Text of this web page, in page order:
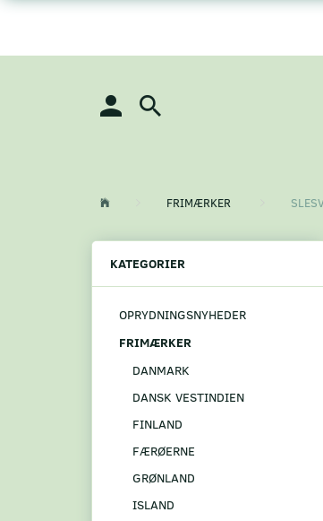
FRIMÆRKER
KATEGORIER
OPRYDNINGSNYHEDER
FRIMÆRKER
DANMARK
DANSK VESTINDIEN
FINLAND
FÆRØERNE
GRØNLAND
ISLAND